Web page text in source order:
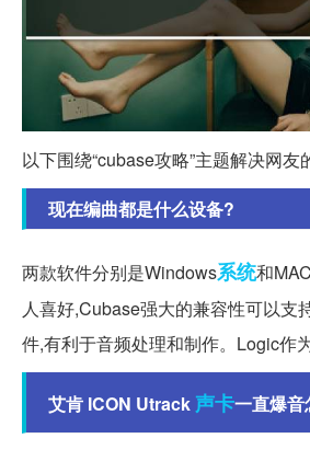
以下围绕“cubase攻略”主题解决网友
现在编曲都是什么设备?
两款软件分别是Windows系统和
人喜好,Cubase强大的兼容性可以支
件,有利于音频处理和制作。Logic作
艾肯 ICON Utrack 声卡一直爆音